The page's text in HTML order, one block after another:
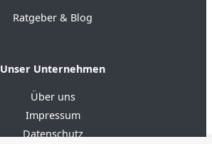
Ratgeber & Blog
Unser Unternehmen
Über uns
Impressum
Datenschutz